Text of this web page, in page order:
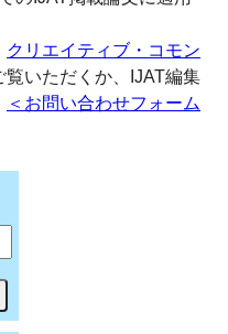
クリエイティブ・コモン
覧いただくか、IJAT編集
＜お問い合わせフォーム